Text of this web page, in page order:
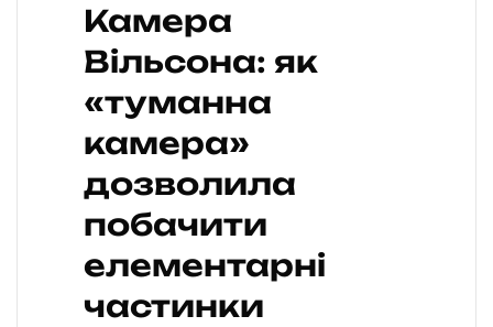
Камера
Вільсона: як
«туманна
камера»
дозволила
побачити
елементарні
частинки